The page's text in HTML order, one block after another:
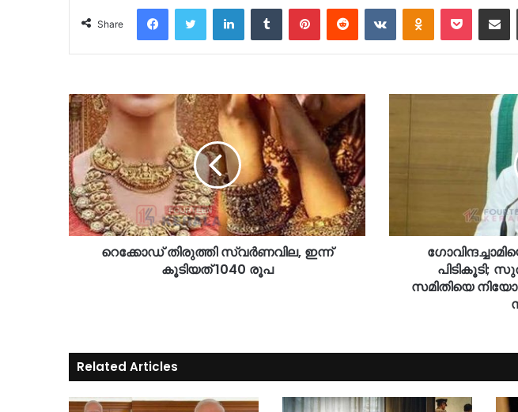
Share
FacebookTwitter LinkedInTumblr PinterestReddit VKontakteOdnoklassniki
Pocket
റെക്കോഡ് തിരുത്തി സ്വർണവില, ഇന്ന്
കൂടിയത് 1040 രൂപ
പിടികൂടി;
സമിതിയെ
Related Articles